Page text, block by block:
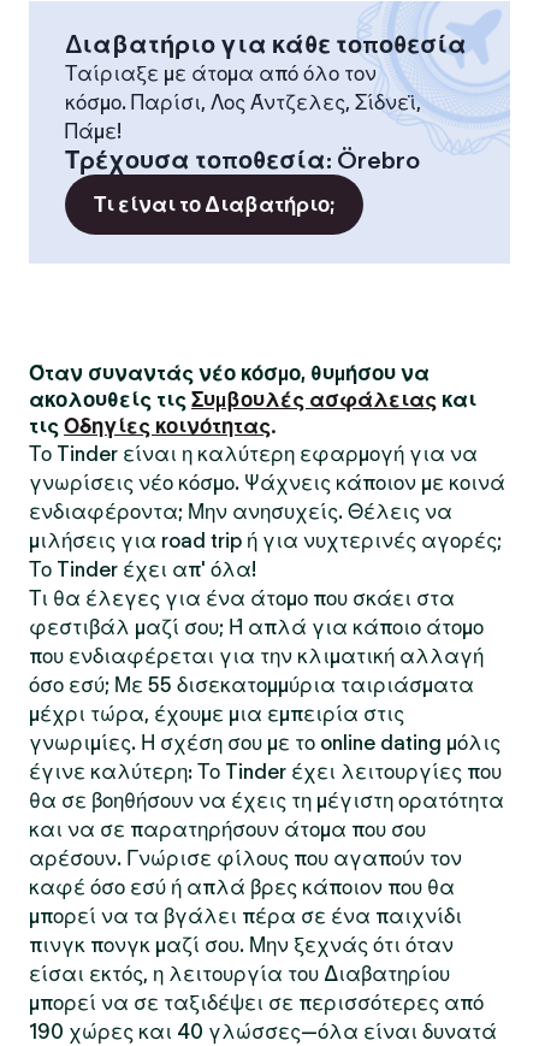
Διαβατήριο για κάθε τοποθεσία
Ταίριαξε με άτομα από όλο τον
κόσμο. Παρίσι, Λος Άντζελες, Σίδνεϊ,
Πάμε!
Τρέχουσα τοποθεσία: Örebro
Τι είναι το Διαβατήριο;
Όταν συναντάς νέο κόσμο, θυμήσου να
ακολουθείς τις Συμβουλές ασφάλειας και
τις Οδηγίες κοινότητας.
Το Tinder είναι η καλύτερη εφαρμογή για να
γνωρίσεις νέο κόσμο. Ψάχνεις κάποιον με κοινά
ενδιαφέροντα; Μην ανησυχείς. Θέλεις να
μιλήσεις για road trip ή για νυχτερινές αγορές;
Το Tinder έχει απ' όλα!
Τι θα έλεγες για ένα άτομο που σκάει στα
φεστιβάλ μαζί σου; Ή απλά για κάποιο άτομο
που ενδιαφέρεται για την κλιματική αλλαγή
όσο εσύ; Με 55 δισεκατομμύρια ταιριάσματα
μέχρι τώρα, έχουμε μια εμπειρία στις
γνωριμίες. Η σχέση σου με το online dating μόλις
έγινε καλύτερη: Το Tinder έχει λειτουργίες που
θα σε βοηθήσουν να έχεις τη μέγιστη ορατότητα
και να σε παρατηρήσουν άτομα που σου
αρέσουν. Γνώρισε φίλους που αγαπούν τον
καφέ όσο εσύ ή απλά βρες κάποιον που θα
μπορεί να τα βγάλει πέρα σε ένα παιχνίδι
πινγκ πονγκ μαζί σου. Μην ξεχνάς ότι όταν
είσαι εκτός, η λειτουργία του Διαβατηρίου
μπορεί να σε ταξιδέψει σε περισσότερες από
190 χώρες και 40 γλώσσες—όλα είναι δυνατά